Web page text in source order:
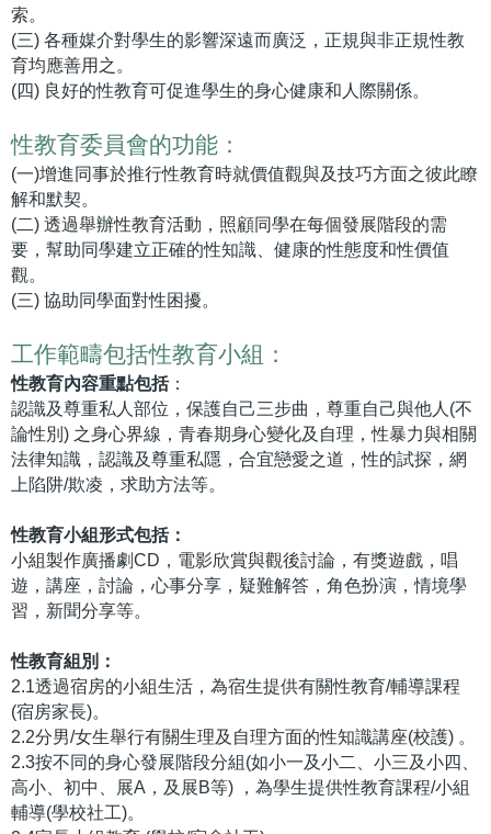
索。
(三) 各種媒介對學生的影響深遠而廣泛，正規與非正規性教
育均應善用之。
(四) 良好的性教育可促進學生的身心健康和人際關係。
性教育委員會的功能：
(一)增進同事於推行性教育時就價值觀與及技巧方面之彼此瞭
解和默契。
(二) 透過舉辦性教育活動，照顧同學在每個發展階段的需
要，幫助同學建立正確的性知識、健康的性態度和性價值
觀。
(三) 協助同學面對性困擾。
工作範疇包括性教育小組：
性教育內容重點包括：
認識及尊重私人部位，保護自己三步曲，尊重自己與他人(不
論性別) 之身心界線，青春期身心變化及自理，性暴力與相關
法律知識，認識及尊重私隱，合宜戀愛之道，性的試探，網
上陷阱/欺凌，求助方法等。
性教育小組形式包括：
小組製作廣播劇CD，電影欣賞與觀後討論，有獎遊戲，唱
遊，講座，討論，心事分享，疑難解答，角色扮演，情境學
習，新聞分享等。
性教育組別：
2.1透過宿房的小組生活，為宿生提供有關性教育/輔導課程
(宿房家長)。
2.2分男/女生舉行有關生理及自理方面的性知識講座(校護) 。
2.3按不同的身心發展階段分組(如小一及小二、小三及小四、
高小、初中、展A，及展B等) ，為學生提供性教育課程/小組
輔導(學校社工)。